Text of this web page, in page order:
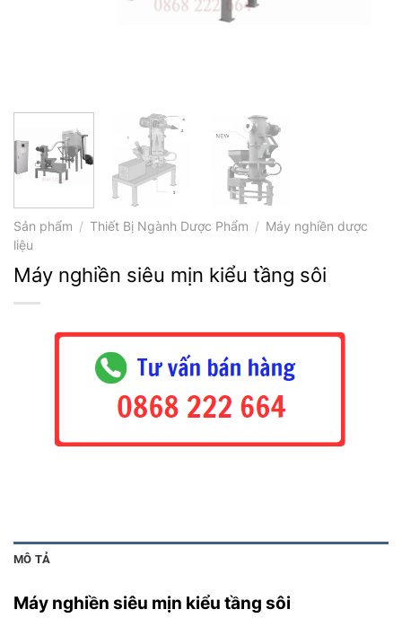
Sản phẩm / Thiết Bị Ngành Dược Phẩm / Máy nghiền dược
liệu
Máy nghiền siêu mịn kiểu tầng sôi
MÔ TẢ
Máy nghiền siêu mịn kiểu tầng sôi